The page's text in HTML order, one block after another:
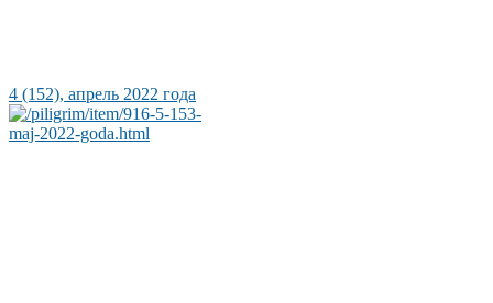
4 (152), апрель 2022 года